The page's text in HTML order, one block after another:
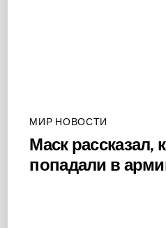
МИР НОВОСТИ
Маск рассказал,
попадали в